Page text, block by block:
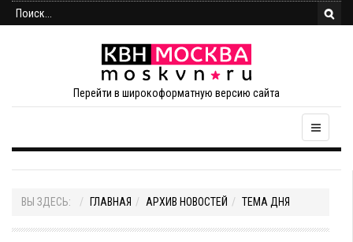
Перейти в широкоформатную версию сайта
ВЫ ЗДЕСЬ: ГЛАВНАЯ АРХИВ НОВОСТЕЙ ТЕМА ДНЯ